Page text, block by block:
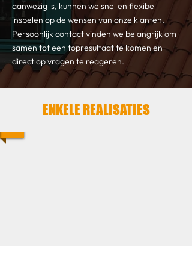
aanwezig is, kunnen we snel en flexibel
inspelen op de wensen van onze klanten.
Persoonlijk contact vinden we belangrijk om
samen tot een topresultaat te komen en
direct op vragen te reageren.
ENKELE REALISATIES